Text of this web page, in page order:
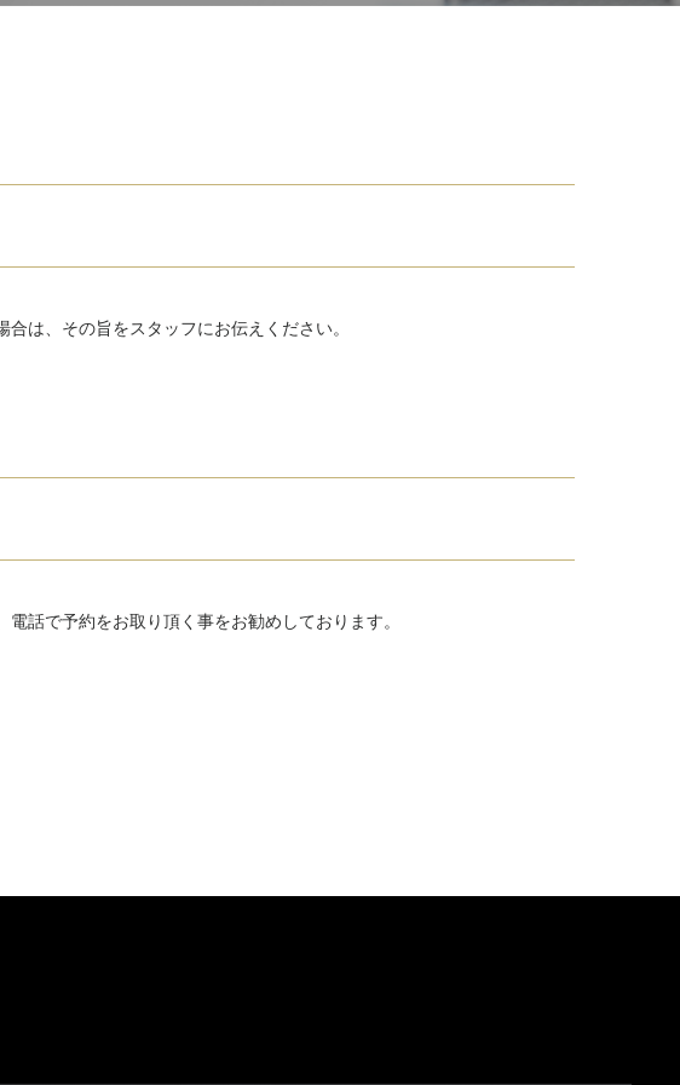
は、 その旨をスタッフにお伝えください。
電話で予約をお取り頂く事をお勧めしております。